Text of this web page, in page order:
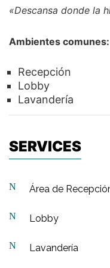
«Descansa donde la
Ambientes comunes:
Recepción
Lobby
Lavandería
SERVICES
Área de
Lobby
Lavandería